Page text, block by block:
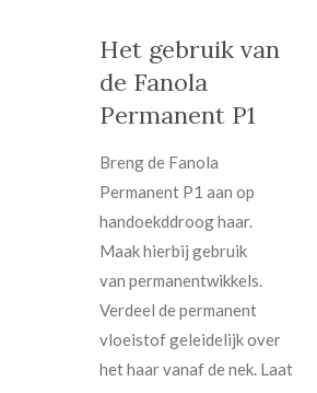
Het gebruik van
de Fanola
Permanent P1
Breng de Fanola
Permanent P1 aan op
handoekddroog haar.
Maak hierbij gebruik
van permanentwikkels.
Verdeel de permanent
vloeistof geleidelijk over
het haar vanaf de nek. Laat